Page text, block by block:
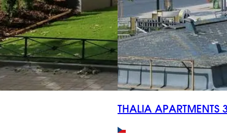
THALIA APARTMENTS